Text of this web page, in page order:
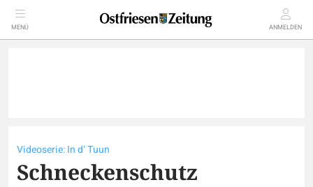
MENÜ ANMELDEN
Videoserie: In d‘ Tuun
Schneckenschutz